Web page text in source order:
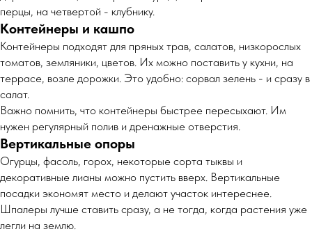
перцы, на четвертой - клубнику.
Контейнеры и кашпо
Контейнеры подходят для пряных трав, салатов, низкорослых
томатов, земляники, цветов. Их можно поставить у кухни, на
террасе, возле дорожки. Это удобно: сорвал зелень - и сразу в
салат.
Важно помнить, что контейнеры быстрее пересыхают. Им
нужен регулярный полив и дренажные отверстия.
Вертикальные опоры
Огурцы, фасоль, горох, некоторые сорта тыквы и
декоративные лианы можно пустить вверх. Вертикальные
посадки экономят место и делают участок интереснее.
Шпалеры лучше ставить сразу, а не тогда, когда растения уже
легли на землю.